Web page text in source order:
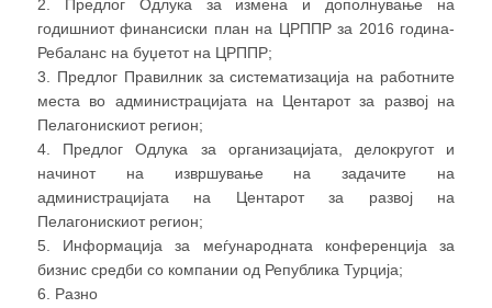
I-TOUR
J-CROSS
SmartRural
2. Предлог Одлука за измена и дополнување на
годишниот финансиски план на ЦРППР за 2016 година-
Ребаланс на буџетот на ЦРППР;
3. Предлог Правилник за систематизација на работните
места во администрацијата на Центарот за развој на
Пелагонискиот регион;
4. Предлог Одлука за организацијата, делокругот и
начинот на извршување на задачите на
администрацијата на Центарот за развој на
Пелагонискиот регион;
5. Информација за меѓународната конференција за
бизнис средби со компании од Република Турција;
6. Разно